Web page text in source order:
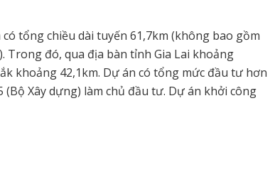
tổng chiều dài tuyến 61,7km (không bao gồm
Trong đó, qua địa bàn tỉnh Gia Lai khoảng
khoảng 42,1km. Dự án có tổng mức đầu tư hơn
(Bộ Xây dựng) làm chủ đầu tư. Dự án khởi công